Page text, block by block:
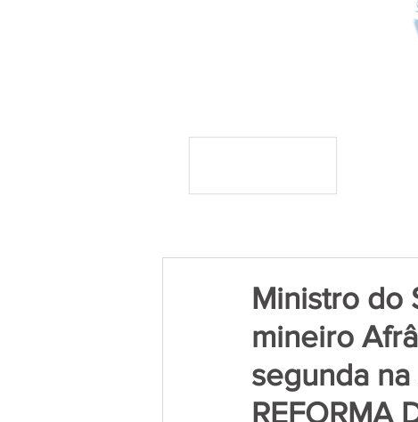
Ministro do
mineiro
segunda
REFORMA